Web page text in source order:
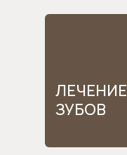
Лечение
зубов
ЛЕЧЕНИЕ
ЗУБОВ